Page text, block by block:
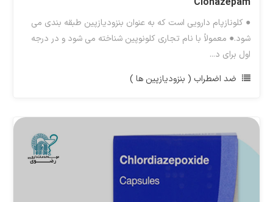
● کلونازپام دارویی است که به عنوان بنزودیازپین طبقه بندی می
شود.● معمولاً با نام تجاری کلونوپین شناخته می شود و در درجه
اول برای د...
ضد اضطراب ( بنزودیازپین ها )